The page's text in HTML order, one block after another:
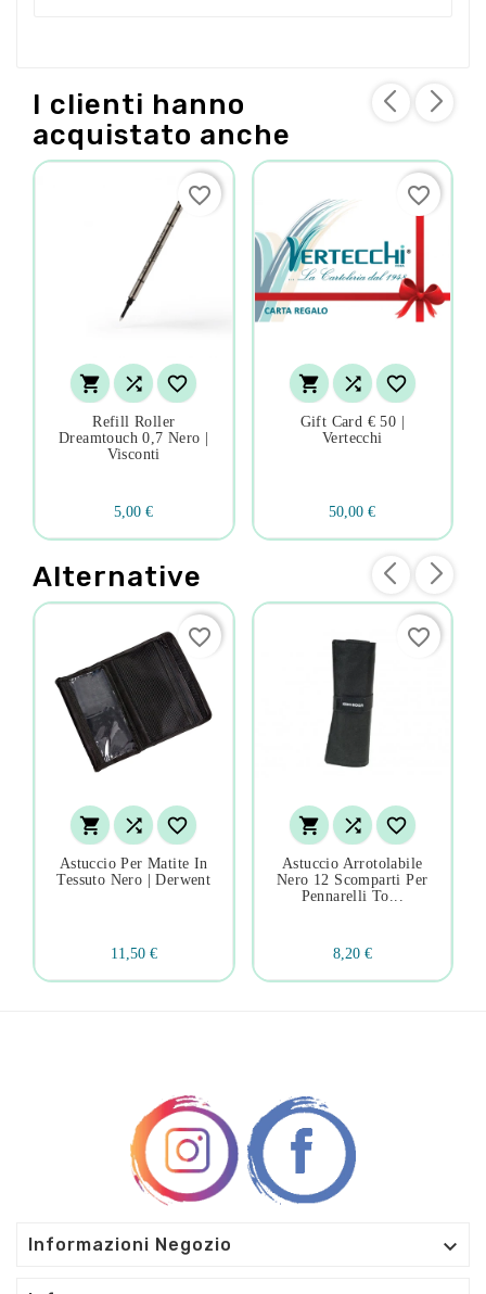
I clienti hanno
acquistato anche
  
Refill Roller
Dreamtouch 0,7 Nero |
Visconti
5,00 €
favorite_border
  
Gift Card € 50 |
Vertecchi
50,00 €
favorite_border
Alternative
  
Astuccio Per Matite In
Tessuto Nero | Derwent
11,50 €
favorite_border
  
Astuccio Arrotolabile
Nero 12 Scomparti Per
Pennarelli To...
8,20 €
favorite_border
Informazioni Negozio 